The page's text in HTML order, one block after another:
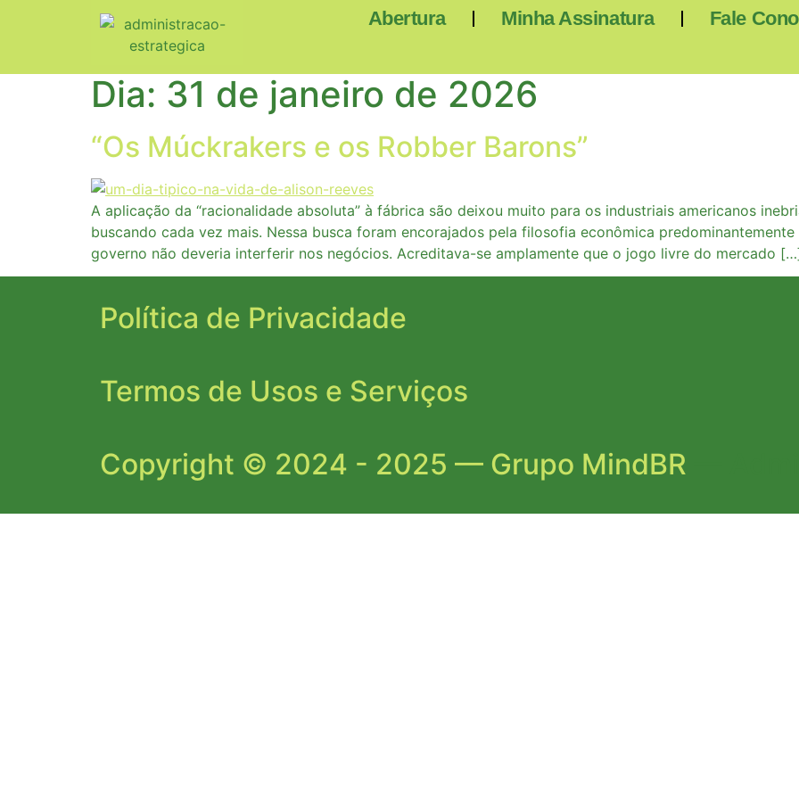
Abertura Minha Assinatura Fale
Dia: 31 de janeiro de 2026
“Os Múckrakers e os Robber Barons”
A aplicação da “racionalidade absoluta” à fábrica são deixou muito para os industriais americanos
buscando cada vez mais. Nessa busca foram encorajados pela filosofia econômica
governo não deveria interferir nos negócios. Acreditava-se amplamente que o jogo livre do mercado
Política de Privacidade
Termos de Usos e Serviços
Copyright © 2024 - 2025 — Grupo MindBR